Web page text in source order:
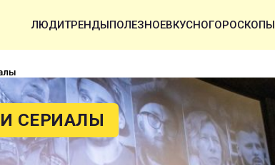
ЛЮДИТРЕНДЫПОЛЕЗНОЕВКУСНОГОРОСКОПЫ
СЕРИАЛЫ